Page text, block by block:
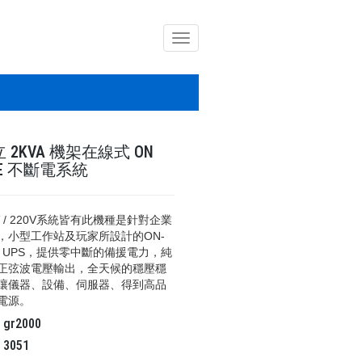
導
覽
列
2KVA 機架在線式 ON
不斷電系統
/ 220V系統皆有此機種是針對企業
小型工作站及玩家所設計的ON-
UPS，提供零中斷的備援電力，純
弦波電壓輸出，全天候的穩壓穩
儀器、設備、伺服器、得到高品
源。
gr2000
3051